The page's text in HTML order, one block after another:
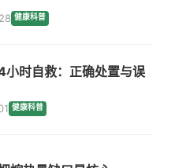
健康科普
小时自救：正确处置与误
健康科普